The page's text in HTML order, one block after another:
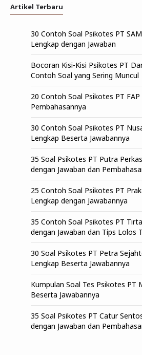
Artikel Terbaru
30 Contoh Soal Psikotes PT
Lengkap dengan Jawaban
Bocoran Kisi-Kisi Psikotes PT
Contoh Soal yang Sering Muncul
20 Contoh Soal Psikotes PT
Pembahasannya
30 Contoh Soal Psikotes PT
Lengkap Beserta Jawabannya
35 Soal Psikotes PT Putra
dengan Jawaban dan
25 Contoh Soal Psikotes PT
Lengkap dengan Jawabannya
35 Contoh Soal Psikotes PT
dengan Jawaban dan Tips Lolos
30 Soal Psikotes PT Petra
Lengkap Beserta Jawabannya
Kumpulan Soal Tes Psikotes PT
Beserta Jawabannya
35 Soal Psikotes PT Catur
dengan Jawaban dan